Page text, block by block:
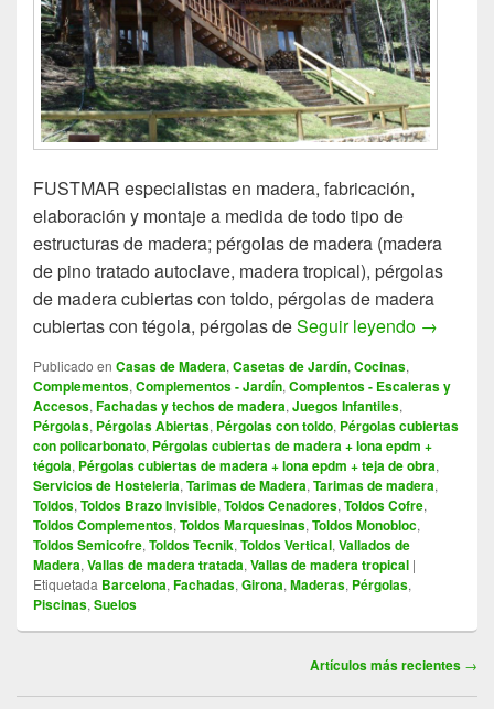
FUSTMAR especialistas en madera, fabricación,
elaboración y montaje a medida de todo tipo de
estructuras de madera; pérgolas de madera (madera
de pino tratado autoclave, madera tropical), pérgolas
de madera cubiertas con toldo, pérgolas de madera
cubiertas con tégola, pérgolas deSeguir leyendo →
Publicado en Casas de Madera,Casetas de Jardín,Cocinas,
Complementos,Complementos - Jardín,Complentos - Escaleras y
Accesos,Fachadas y techos de madera,Juegos Infantiles,
Pérgolas, Pérgolas Abiertas, Pérgolas con toldo, Pérgolas cubiertas
con policarbonato, Pérgolas cubiertas de madera + lona epdm +
tégola, Pérgolas cubiertas de madera + lona epdm + teja de obra,
Servicios de Hosteleria,Tarimas de Madera,Tarimas de madera,
Toldos,Toldos Brazo Invisible,Toldos Cenadores,Toldos Cofre,
Toldos Complementos,Toldos Marquesinas,Toldos Monobloc,
Toldos Semicofre,Toldos Tecnik,Toldos Vertical,Vallados de
Madera,Vallas de madera tratada,Vallas de madera tropical |
Etiquetada Barcelona,Fachadas,Girona,Maderas, Pérgolas,
Piscinas,Suelos
Artículos más recientes →